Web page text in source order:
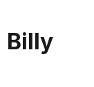
Billy